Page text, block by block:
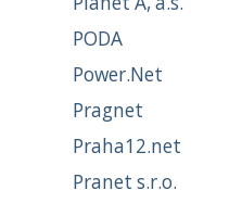
PODA
Power.Net
Pragnet
Praha12.net
Pranet s.r.o.